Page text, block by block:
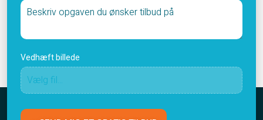
Vedhæft billede